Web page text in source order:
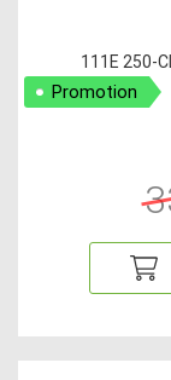
111E 250-
Promotion